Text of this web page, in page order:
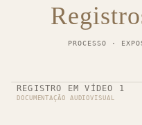
PROCESSO ·
REGISTRO EM VÍDEO 1
DOCUMENTAÇÃO AUDIOVISUAL